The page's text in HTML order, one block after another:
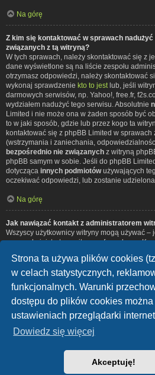
Strona ta używa plików cookies
w celach statystycznych,
funkcjonalnych. Warunki
dostępu do plików cookies
ustawieniach przeglądarki
Dowiedz się więcej
Akceptuję!
Na górę
Z kim się kontaktować w sprawach
związanych z tą witryną?
W tych sprawach, należy skontaktować się z
dane wyświetlone są na liście zespołu
otrzymasz odpowiedzi, należy skontaktować
wykonaj sprawdzenie kto to jest lub, jeśli
darmowych serwisów, np. Yahoo!, free.fr,
wydziałem nadużyć tego serwisu. Absolutnie
Limited i nie może ona w żaden sposób być
to w jaki sposób, gdzie lub przez kogo ta
kontaktować się z phpBB Limited w
(wstrzymania i zaniechania,
bezpośrednio nie związanych z witryną
phpBB samym w sobie. Jeśli do phpBB
dotycząca innych podmiotówużywających
oczekiwać odpowiedzi, lub zostanie
Na górę
Jak nawiązać kontakt z administratorem
Wszyscy użytkownicy witryny mogą używać –
przez administratora witryny – formularza
Na górę
Strona domowa Kresowe forum
Technologię dostarczaphpBB® Forum
Polski pakiet językowy